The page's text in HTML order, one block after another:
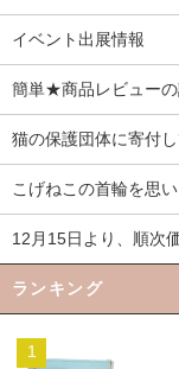
イベント出展情報
簡単★商品レビュー
猫の保護団体に寄付
こげねこの首輪を思
12月15日より、順次
ランキング
1